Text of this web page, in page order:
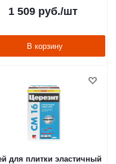
1 509руб./шт
В корзину
для плитки эластичный